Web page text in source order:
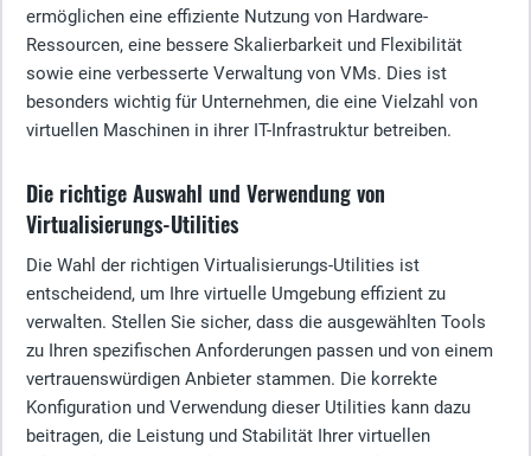
ermöglichen eine effiziente Nutzung von Hardware-
Ressourcen, eine bessere Skalierbarkeit und Flexibilität
sowie eine verbesserte Verwaltung von VMs. Dies ist
besonders wichtig für Unternehmen, die eine Vielzahl von
virtuellen Maschinen in ihrer IT-Infrastruktur betreiben.
Die richtige Auswahl und Verwendung von
Virtualisierungs-Utilities
Die Wahl der richtigen Virtualisierungs-Utilities ist
entscheidend, um Ihre virtuelle Umgebung effizient zu
verwalten. Stellen Sie sicher, dass die ausgewählten Tools
zu Ihren spezifischen Anforderungen passen und von einem
vertrauenswürdigen Anbieter stammen. Die korrekte
Konfiguration und Verwendung dieser Utilities kann dazu
beitragen, die Leistung und Stabilität Ihrer virtuellen